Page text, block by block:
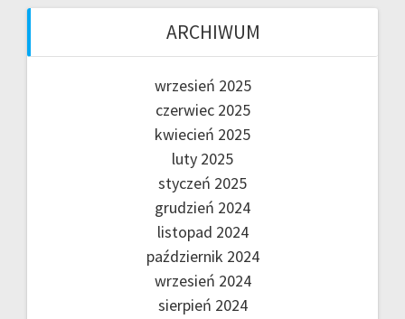
ARCHIWUM
wrzesień 2025
czerwiec 2025
kwiecień 2025
luty 2025
styczeń 2025
grudzień 2024
listopad 2024
październik 2024
wrzesień 2024
sierpień 2024